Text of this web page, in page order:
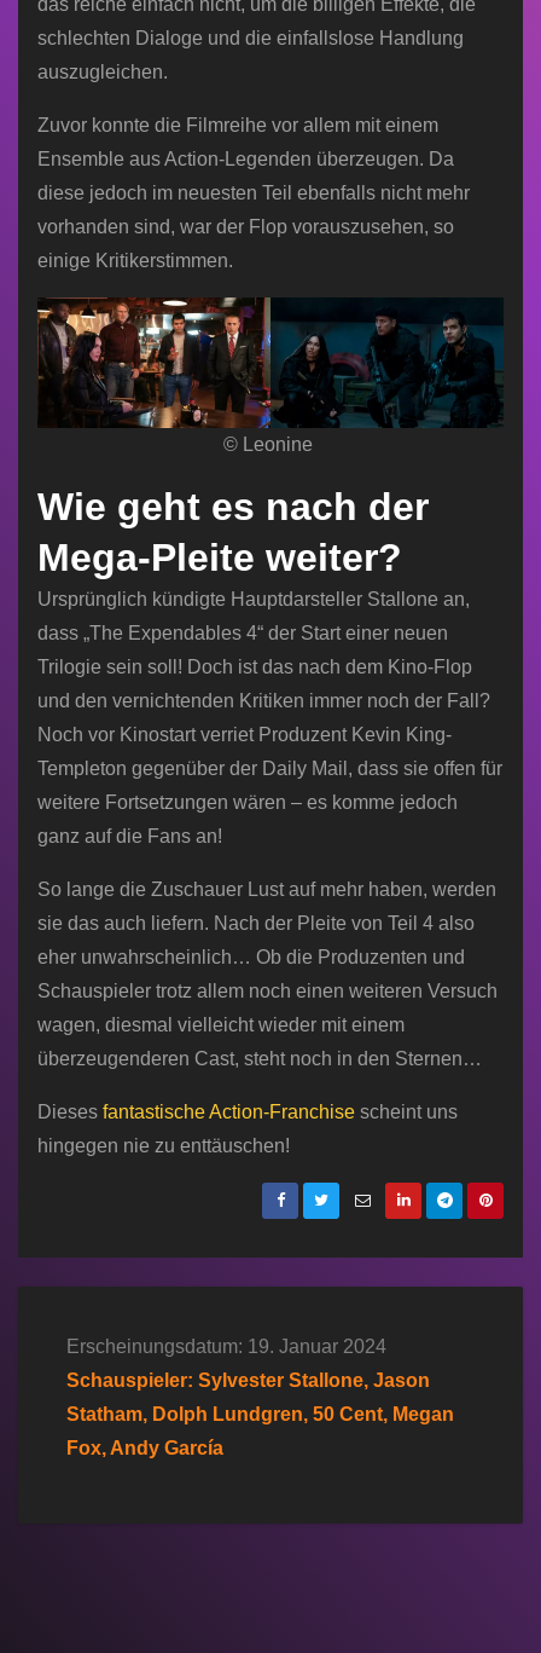
schlechten Dialoge und die einfallslose Handlung
auszugleichen.
Zuvor konnte die Filmreihe vor allem mit einem
Ensemble aus Action-Legenden überzeugen. Da
diese jedoch im neuesten Teil ebenfalls nicht mehr
vorhanden sind, war der Flop vorauszusehen, so
einige Kritikerstimmen.
© Leonine
Wie geht es nach der
Mega-Pleite weiter?
Ursprünglich kündigte Hauptdarsteller Stallone an,
dass „The Expendables 4“ der Start einer neuen
Trilogie sein soll! Doch ist das nach dem Kino-Flop
und den vernichtenden Kritiken immer noch der Fall?
Noch vor Kinostart verriet Produzent Kevin King-
Templeton gegenüber der Daily Mail, dass sie offen für
weitere Fortsetzungen wären – es komme jedoch
ganz auf die Fans an!
So lange die Zuschauer Lust auf mehr haben, werden
sie das auch liefern. Nach der Pleite von Teil 4 also
eher unwahrscheinlich… Ob die Produzenten und
Schauspieler trotz allem noch einen weiteren Versuch
wagen, diesmal vielleicht wieder mit einem
überzeugenderen Cast, steht noch in den Sternen…
Dieses fantastische Action-Franchise scheint uns
hingegen nie zu enttäuschen!
Erscheinungsdatum: 19. Januar 2024
Schauspieler: Sylvester Stallone, Jason
Statham, Dolph Lundgren, 50 Cent, Megan
Fox, Andy García